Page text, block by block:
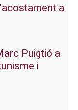
a
Puigtió a
i